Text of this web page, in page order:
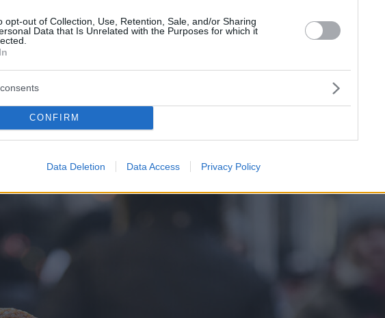
opt-out of Collection, Use, Retention, Sale, and/or Sharing
Data that Is Unrelated with the Purposes for which it
CONFIRM
Data Deletion Data Access Privacy Policy
Preisobergrenzen eingeführt: Tägliche
Platz werden für einen Preis erhältlich sein
Mahlzeiten geben
für alle Besucher gewährleistet